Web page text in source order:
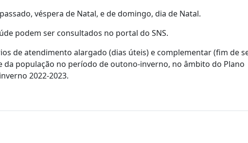
véspera de Natal, e de domingo, dia de Natal.
podem ser consultados no portal do SNS.
de atendimento alargado (dias úteis) e complementar (fim de
da população no período de outono-inverno, no âmbito do Plano
2022-2023.